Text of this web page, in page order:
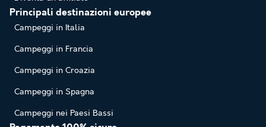
Principali destinazioni europee
Campeggi in Italia
Campeggi in Francia
Campeggi in Croazia
Campeggi in Spagna
Campeggi nei Paesi Bassi